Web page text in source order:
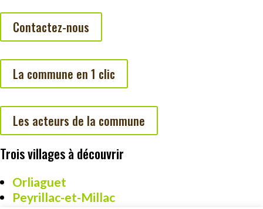
Contactez-nous
La commune en 1 clic
Les acteurs de la commune
Trois villages à découvrir
Orliaguet
Peyrillac-et-Millac